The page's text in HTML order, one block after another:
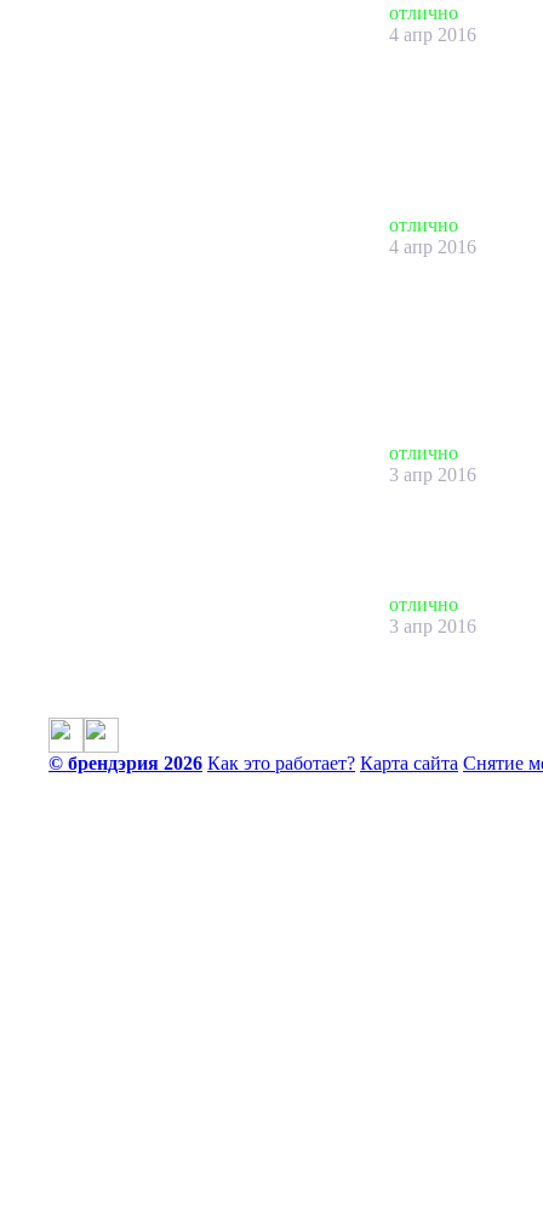
отлично
4 апр 2016
отлично
4 апр 2016
отлично
3 апр 2016
отлично
3 апр 2016
© брендэрия 2026 Как это работает? Карта сайта Снятие